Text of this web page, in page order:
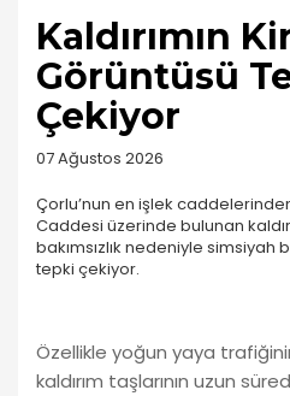
Kaldırımın
Görüntüsü
Çekiyor
07 Ağustos 2026
Çorlu’nun en işlek
Caddesi üzerinde bulunan
bakımsızlık nedeniyle simsiyah
tepki çekiyor.
Özellikle yoğun yaya
kaldırım taşlarının uzun